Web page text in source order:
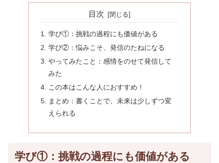
目次
学び①：挑戦の過程にも価値がある
学び②：悩みこそ、発信のたねになる
やってみたこと：感情をのせて発信して
みた
この本はこんな人におすすめ！
まとめ：書くことで、未来は少しずつ変
えられる
学び①：挑戦の過程にも価値がある